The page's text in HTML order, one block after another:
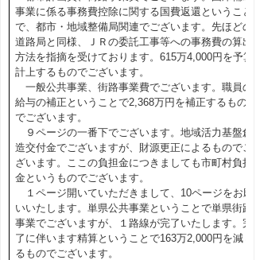
事業に係る事務費控除に関する国費返還ということ
で、都市・地域整備局関連でございます。先ほどの
道路局と同様、ＪＲの委託工事等への事務費の算出
方法を指摘を受けております。615万4,000円を予算
計上するものでございます。
一般公共事業、街路事業費でございます。職員の
給与の補正ということで2,368万円を補正するもの
でございます。
９ページの一番下でございます。地域活力基盤創
造交付金でございますが、財源更正によるものでご
ざいます。ここの負担金につきましても市町村負担
金というものでございます。
１ページ開いていただきまして、10ページをお願
いいたします。単県公共事業ということで単県街路
事業でございますが、１路線が完了いたします。完
了に伴います精算ということで163万2,000円を減じ
るものでございます。